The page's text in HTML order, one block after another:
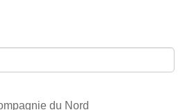
du Nord